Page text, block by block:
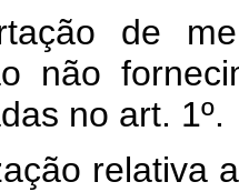
de
não
no art. 1º.
relativa